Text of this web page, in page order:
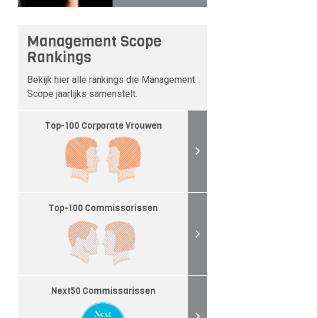
Management Scope
Rankings
Bekijk hier alle rankings die Management
Scope jaarlijks samenstelt.
Top-100 Corporate Vrouwen
Top-100 Commissarissen
Next50 Commissarissen